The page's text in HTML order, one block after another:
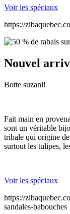
Voir les spéciaux
https://
Nouvel
Botte suzani!
Fait main en
sont un véritable
tribale qui origine
surtout les tulipes,
Voir les spéciaux
https://
sandales-babouches